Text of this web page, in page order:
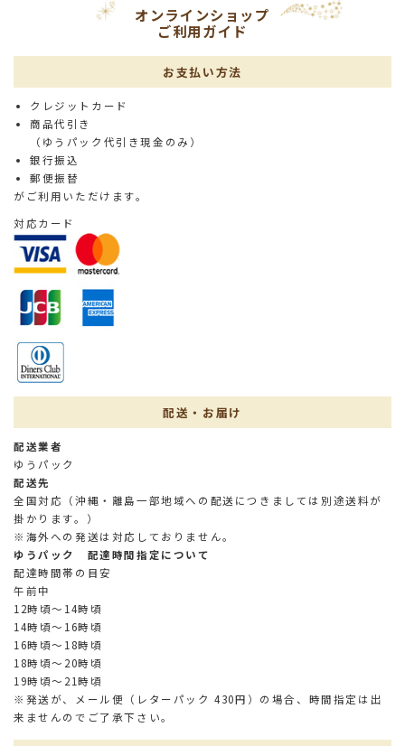
オンラインショップ
ご利用ガイド
お支払い方法
クレジットカード
商品代引き
（ゆうパック代引き現金のみ）
銀行振込
郵便振替
がご利用いただけます。
対応カード
配送・お届け
配送業者
ゆうパック
配送先
全国対応（沖縄・離島一部地域への配送につきましては別途送料が
掛かります。）
※海外への発送は対応しておりません。
ゆうパック 配達時間指定について
配達時間帯の目安
午前中
12時頃～14時頃
14時頃～16時頃
16時頃～18時頃
18時頃～20時頃
19時頃～21時頃
※発送が、メール便（レターパック 430円）の場合、時間指定は出
来ませんのでご了承下さい。